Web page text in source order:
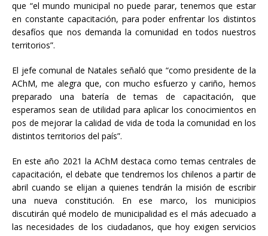
que “el mundo municipal no puede parar, tenemos que estar
en constante capacitación, para poder enfrentar los distintos
desafíos que nos demanda la comunidad en todos nuestros
territorios”.
El jefe comunal de Natales señaló que “como presidente de la
AChM, me alegra que, con mucho esfuerzo y cariño, hemos
preparado una batería de temas de capacitación, que
esperamos sean de utilidad para aplicar los conocimientos en
pos de mejorar la calidad de vida de toda la comunidad en los
distintos territorios del país”.
En este año 2021 la AChM destaca como temas centrales de
capacitación, el debate que tendremos los chilenos a partir de
abril cuando se elijan a quienes tendrán la misión de escribir
una nueva constitución. En ese marco, los municipios
discutirán qué modelo de municipalidad es el más adecuado a
las necesidades de los ciudadanos, que hoy exigen servicios